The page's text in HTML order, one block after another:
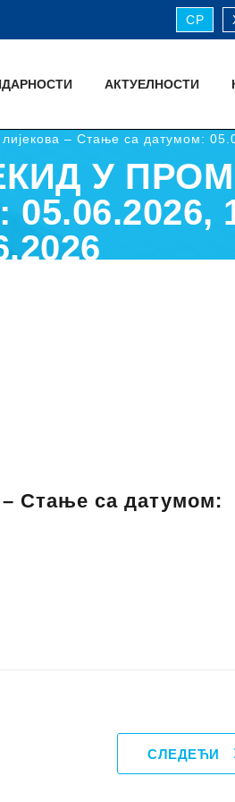
СР
АКТУЕЛНОСТИ
– Стање са датумом:
У
– Стање са датумом:
СЛЕДЕЋИ